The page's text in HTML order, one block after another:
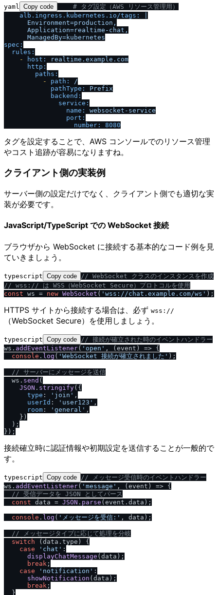
yaml Copy code
# タグ設定（AWS リソース管理用）
alb.ingress.kubernetes.io /tags:
      Environment=production,
      Application=realtime-chat,
spec:
rules:
-
host:
realtime.example.com
http:
paths:
-
path:
/
pathType:
Prefix
backend:
service:
name:
websocket-service
port:
number:
8080
タグを設定することで、AWS コンソールでのリソース管理
やコスト追跡が容易になりますね。
クライアント側の実装例
サーバー側の設定だけでなく、クライアント側でも適切な実
装が必要です。
JavaScript/TypeScript での WebSocket 接続
ブラウザから WebSocket に接続する基本的なコード例を見
ていきましょう。
typescript Copy code / / WebSocket クラスのインスタンスを作成
/ / wss: / / は WSS（WebSocket Secure）プロトコルを使用
const ws = new WebSocket ( 'wss: / /chat.example.com/ws'
HTTPS サイトから接続する場合は、必ず wss:​/​​/​
（WebSocket Secure）を使用しましょう。
typescript Copy code / / 接続が確立された時のイベントハンドラー
ws. addEventListener( 'open' , (event ) => {
console . log ( 'WebSocket 接続が確立されました' );
/ / サーバーにメッセージを送信
  ws.
send (
JSON . stringify({
type : 'join' ,
userId : 'user123' ,
room : 'general' ,
    })
  );
接続確立時に認証情報や初期設定を送信することが一般的で
す。
typescript Copy code / / メッセージ受信時のイベントハンドラー
ws. addEventListener( 'message' , (event ) => {
/ / 受信データを JSON としてパース
const data = JSON . parse (event. data );
console . log ( 'メッセージを受信:' , data);
/ / メッセージタイプに応じて処理を分岐
switch (data. type ) {
case
'chat' :
displayChatMessage (data);
break ;
case
'notification' :
showNotification (data);
break ;
  }